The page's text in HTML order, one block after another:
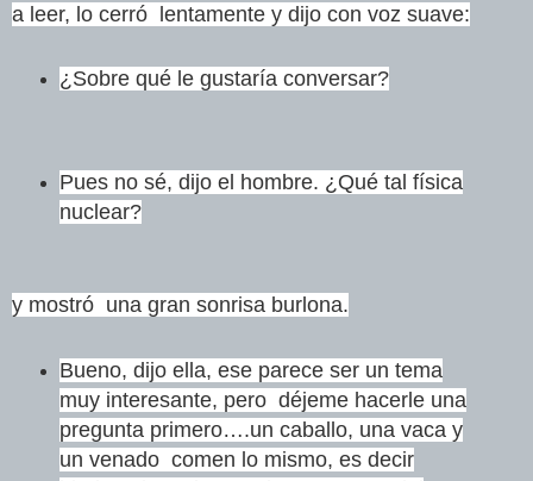
a leer, lo cerró lentamente y dijo con voz suave:
¿Sobre qué le gustaría conversar?
Pues no sé, dijo el hombre. ¿Qué tal física
nuclear?
y mostró una gran sonrisa burlona.
Bueno, dijo ella, ese parece ser un tema
muy interesante, pero déjeme hacerle una
pregunta primero….un caballo, una vaca y
un venado comen lo mismo, es decir